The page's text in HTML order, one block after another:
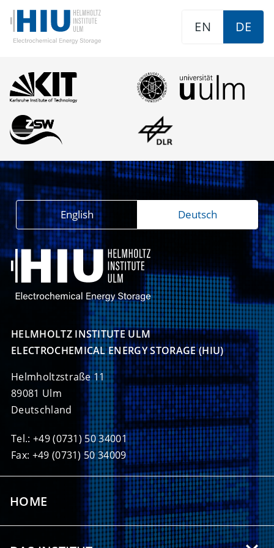
EN DE
HELMHOLTZ INSTITUTE ULM
ELECTROCHEMICAL ENERGY STORAGE (HIU)
Helmholtzstraße 11
89081 Ulm
Deutschland
Tel.: +49 (0731) 50 34001
Fax: +49 (0731) 50 34009
English Deutsch
HOME